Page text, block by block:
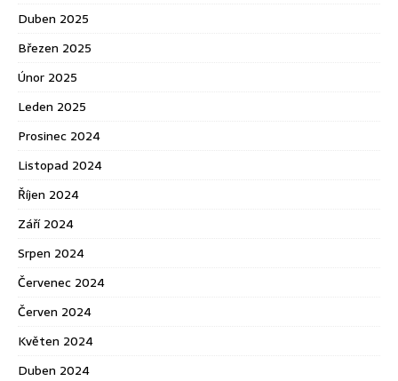
Duben 2025
Březen 2025
Únor 2025
Leden 2025
Prosinec 2024
Listopad 2024
Říjen 2024
Září 2024
Srpen 2024
Červenec 2024
Červen 2024
Květen 2024
Duben 2024